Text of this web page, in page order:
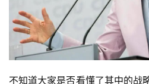
不知道大家是否看懂了其中的战